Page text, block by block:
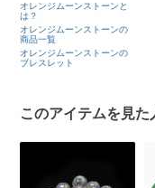
オレンジムーンストーンと
は？
オレンジムーンストーンの
商品一覧
オレンジムーンストーンの
ブレスレット
このアイテムを見